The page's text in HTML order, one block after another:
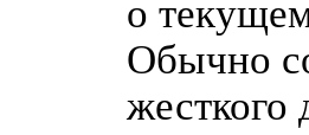
о
Обычно
жесткого